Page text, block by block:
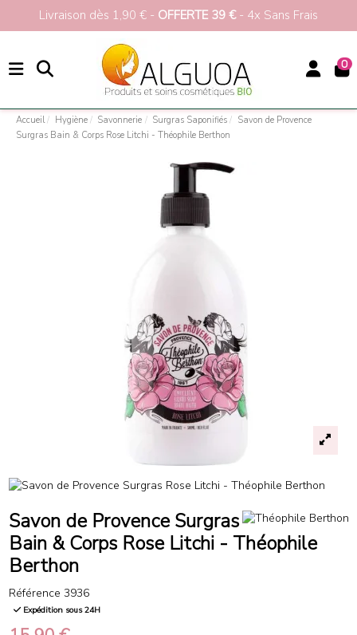
Livraison dès 1,90 € - OFFERTE 39 €- 4x Sans Frais
0
Accueil Hygiène Savonnerie Surgras Saponifiés
Savon de Provence
Surgras Bain & Corps Rose Litchi - Théophile Berthon
Savon de Provence Surgras
Bain & Corps Rose Litchi - Théophile
Berthon
Référence 3936
Expédition sous 24H